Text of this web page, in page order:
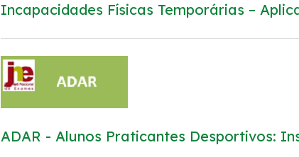
Incapacidades Físicas Temporárias –
ADAR - Alunos Praticantes Desportivos: